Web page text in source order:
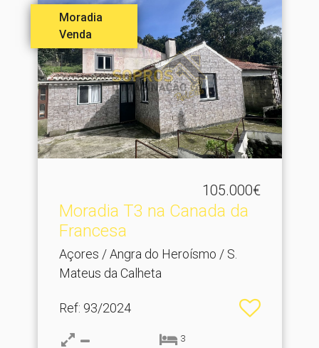
Moradia
Venda
105.000€
Moradia T3 na Canada da
Francesa
Açores / Angra do Heroísmo / S.
Mateus da Calheta
Ref: 93/2024
3